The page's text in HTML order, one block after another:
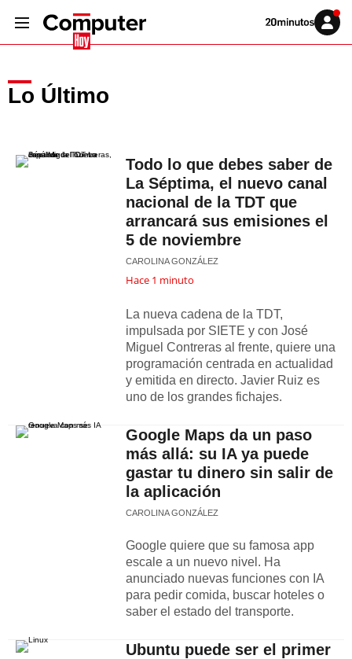
Volver
Iniciar
sesión
Lo Último
Todo lo que debes saber de
La Séptima, el nuevo canal
nacional de la TDT que
arrancará sus emisiones el
5 de noviembre
CAROLINA GONZÁLEZ
Hace 1 minuto
La nueva cadena de la TDT,
impulsada por SIETE y con José
Miguel Contreras al frente, quiere una
programación centrada en actualidad
y emitida en directo. Javier Ruiz es
uno de los grandes fichajes.
Google Maps da un paso
más allá: su IA ya puede
gastar tu dinero sin salir de
la aplicación
CAROLINA GONZÁLEZ
Google quiere que su famosa app
escale a un nuevo nivel. Ha
anunciado nuevas funciones con IA
para pedir comida, buscar hoteles o
saber el estado del transporte.
Ubuntu puede ser el primer